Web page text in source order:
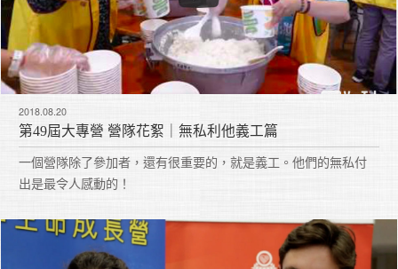
2018.08.20
第49屆大專營 營隊花絮｜無私利他義工篇
一個營隊除了參加者，還有很重要的，就是義工。他們的無私付
出是最令人感動的！